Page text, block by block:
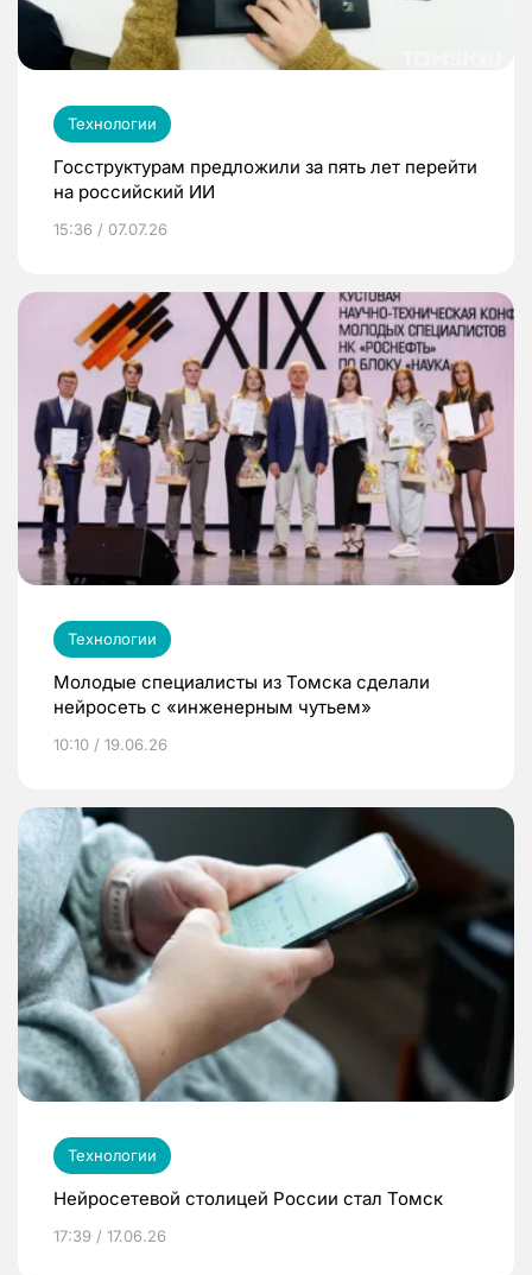
Технологии
Госструктурам предложили за пять лет перейти
на российский ИИ
15:36 / 07.07.26
Технологии
Молодые специалисты из Томска сделали
нейросеть с «инженерным чутьем»
10:10 / 19.06.26
Технологии
Нейросетевой столицей России стал Томск
17:39 / 17.06.26